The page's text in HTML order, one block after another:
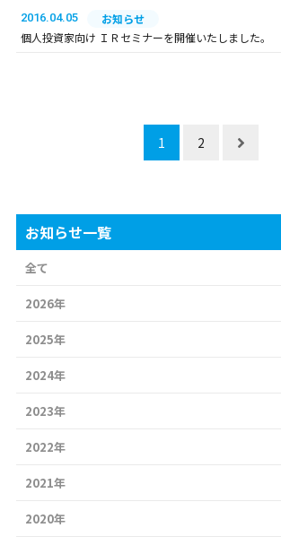
2016.04.05
お知らせ
個人投資家向け ＩＲセミナーを開催いたしました。
1 2
お知らせ一覧
全て
2026年
2025年
2024年
2023年
2022年
2021年
2020年